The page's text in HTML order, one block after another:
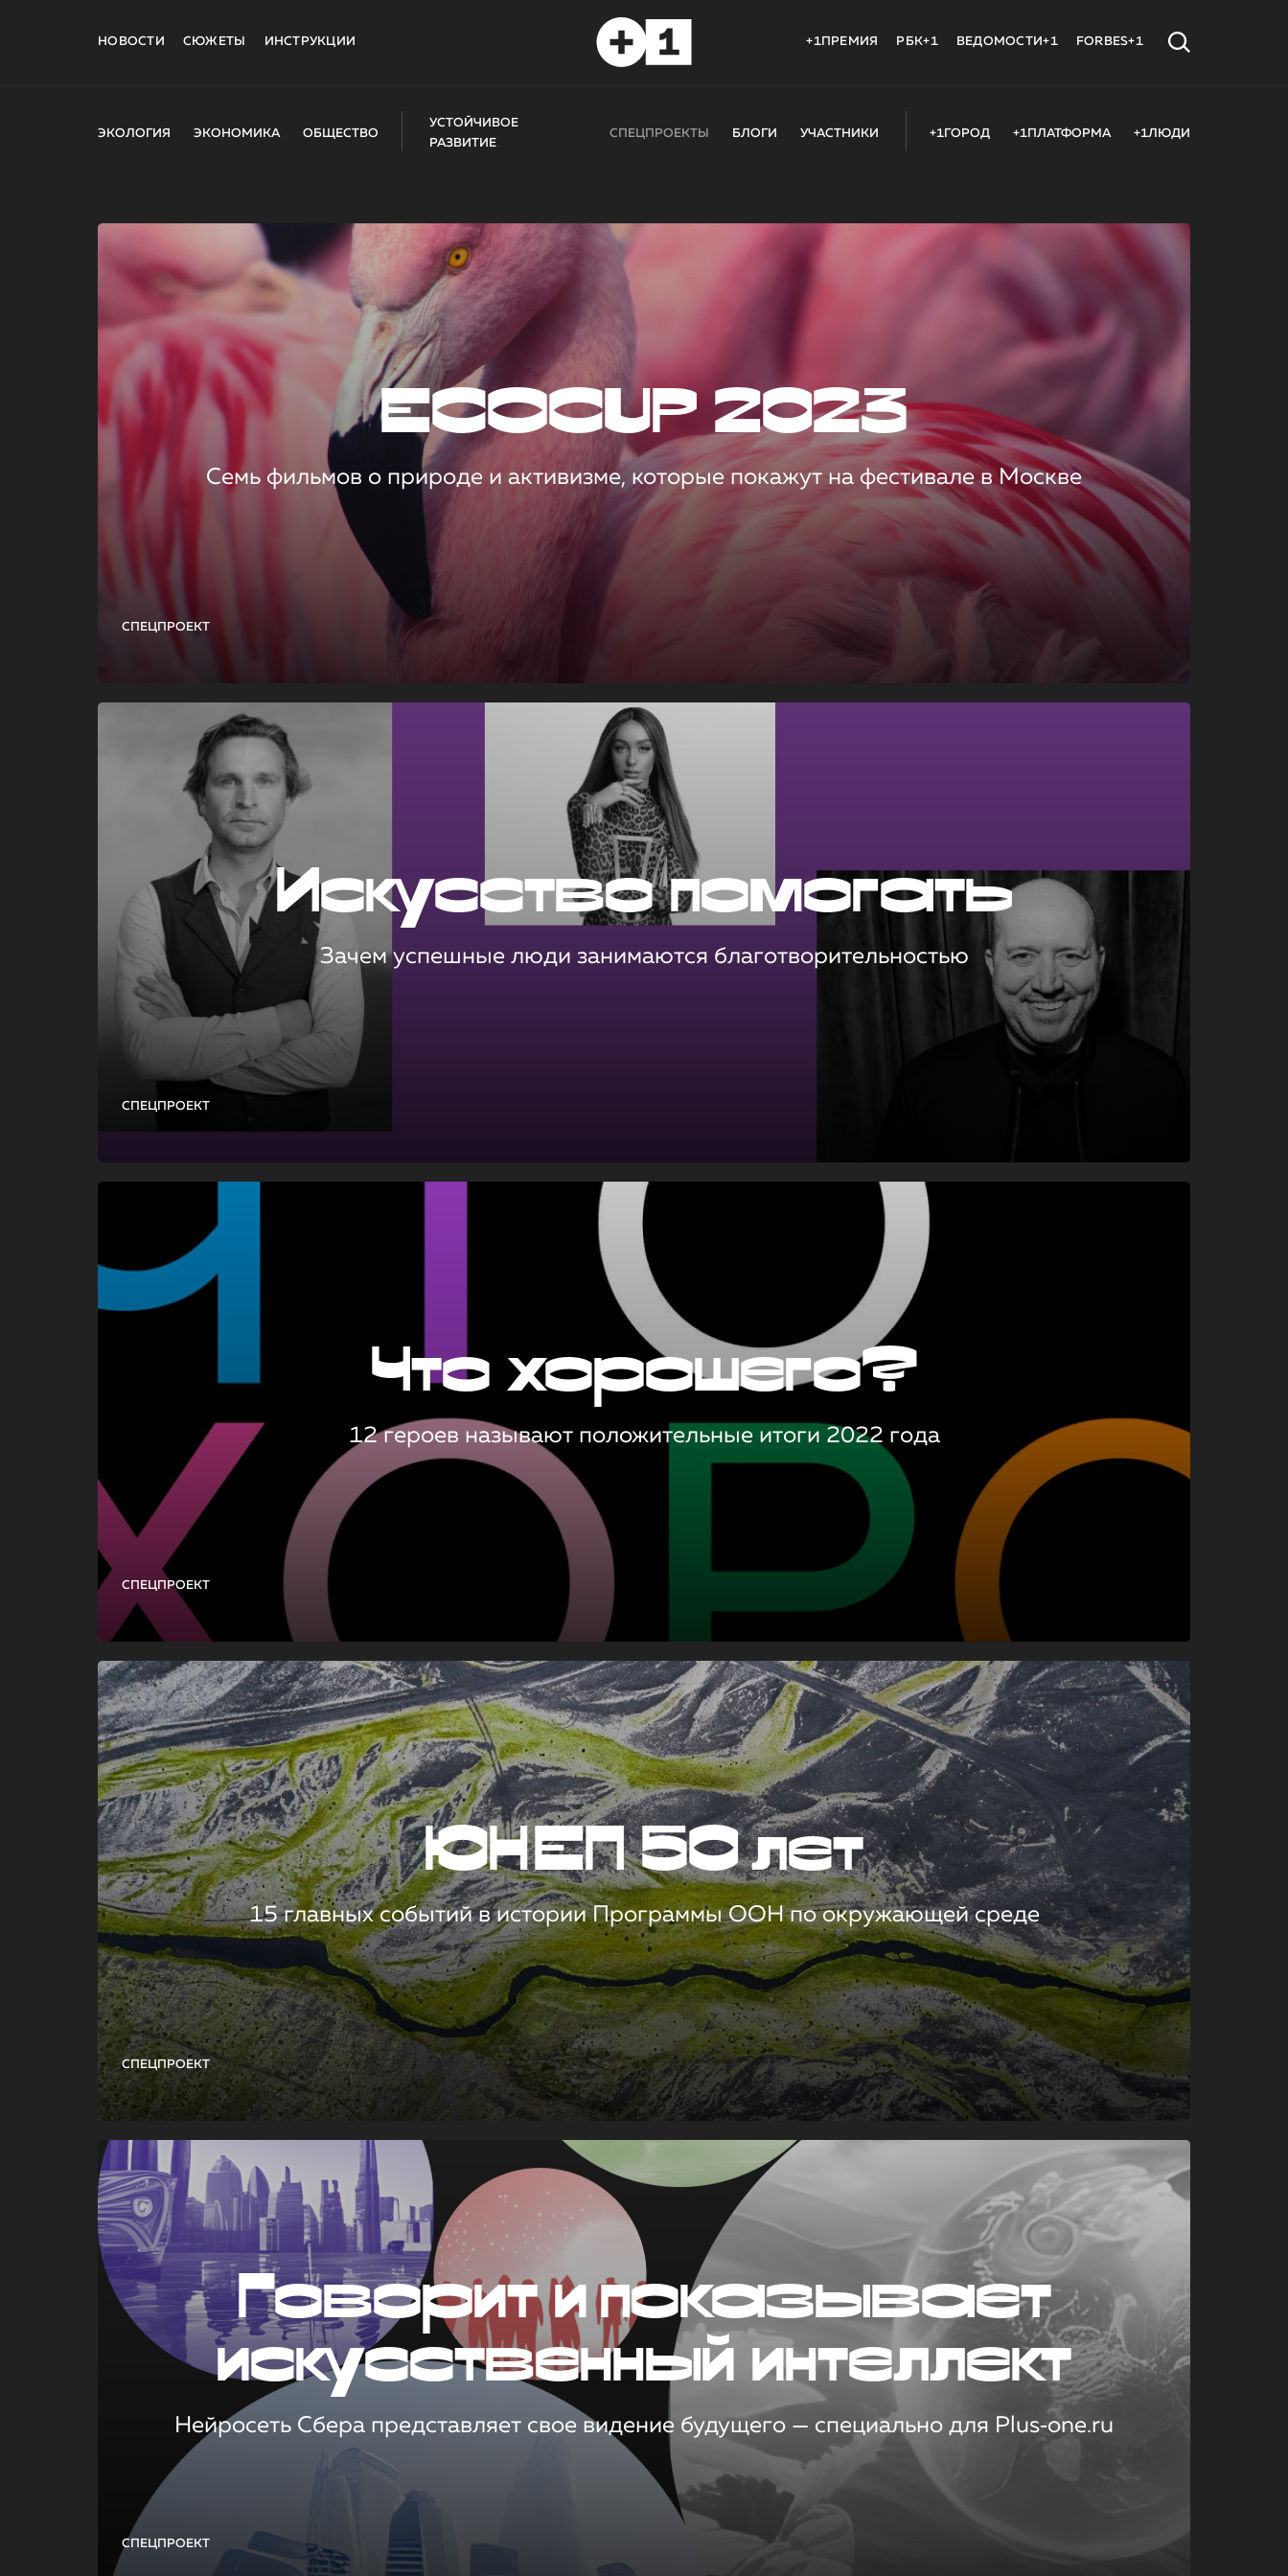
НОВОСТИ СЮЖЕТЫ ИНСТРУКЦИИ +1ПРЕМИЯ РБК+1 ВЕДОМОСТИ+1 FORBES+1
ЭКОЛОГИЯ ЭКОНОМИКА ОБЩЕСТВО
УСТОЙЧИВОЕ
РАЗВИТИЕ
СПЕЦПРОЕКТЫ БЛОГИ УЧАСТНИКИ +1ГОРОД +1ПЛАТФОРМА +1ЛЮДИ
СПЕЦПРОЕКТ
ECOCUP 2023
Семь фильмов о природе и активизме, которые покажут на фестивале в Москве
СПЕЦПРОЕКТ
Искусство помогать
Зачем успешные люди занимаются благотворительностью
СПЕЦПРОЕКТ
Что хорошего?
12 героев называют положительные итоги 2022 года
СПЕЦПРОЕКТ
ЮНЕП 50 лет
15 главных событий в истории Программы ООН по окружающей среде
СПЕЦПРОЕКТ
Говорит и показывает
искусственный интеллект
Нейросеть Сбера представляет свое видение будущего — специально для Plus‑one.ru